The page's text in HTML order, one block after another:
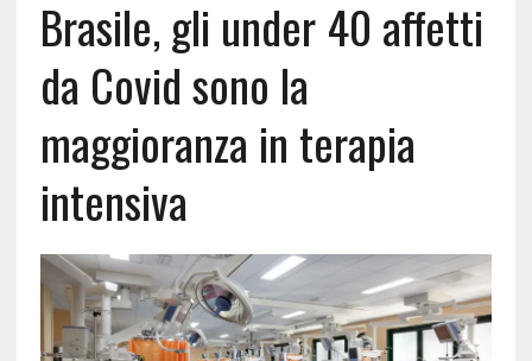
Brasile, gli under 40 affetti
da Covid sono la
maggioranza in terapia
intensiva